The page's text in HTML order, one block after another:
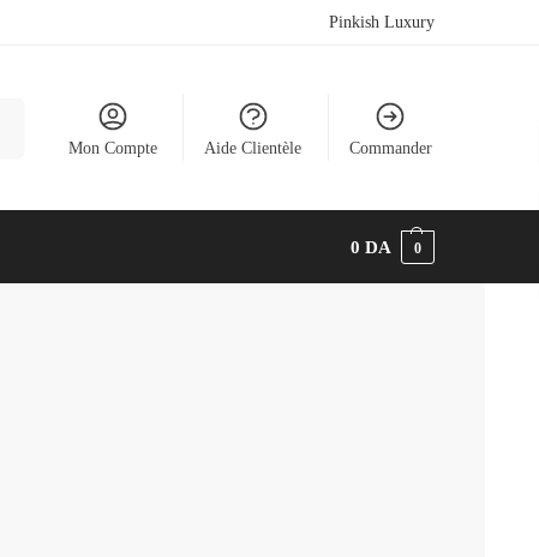
Pinkish Luxury
Mon Compte Aide Clientèle Commander
0DA 0